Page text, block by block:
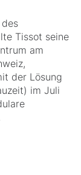
Tissot seine
am
der Lösung
im Juli